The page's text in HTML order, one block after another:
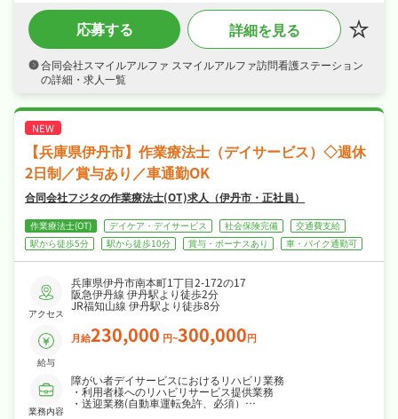
・月給26.5〜50万円（正社員）、賞与年2回・
資格手当・オンコール手当など各種手当・昇給
ありなど好待遇で、腰を据えて長く活躍できま
・週休2日制、日勤のみでプライベートも大切
りが揃い、安心して長く働ける環境が魅力で
応募する 詳細を見る
合同会社スマイルアルファ スマイルアルファ訪問看護ステーション
の詳細・求人一覧
【兵庫県伊丹市】作業療法士（デイサービス）◇週休
2日制／賞与あり／車通勤OK
合同会社フジタの作業療法士(OT)求人（伊丹市・正社員）
作業療法士(OT) デイケア・デイサービス 社会保険完備
交通費支給
駅から徒歩5分
駅から徒歩10分 賞与・ボーナスあり 車・バイク通勤可
アクセス
兵庫県伊丹市南本町1丁目2-172の17
阪急伊丹線 伊丹駅より徒歩2分
JR福知山線 伊丹駅より徒歩8分
給与
月給230,000 円~300,000円
業務内容
障がい者デイサービスにおけるリハビリ業務
・利用者様へのリハビリサービス提供業務
・送迎業務(自動車運転免許、必須）